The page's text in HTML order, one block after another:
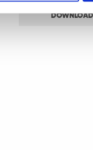
INFOFLYER